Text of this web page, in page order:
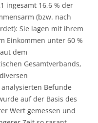
ingesamt 16,6 % der
(bzw. nach
Sie lagen mit ihrem
Einkommen unter 60 %
dem
Gesamtverbands,
Befunde
auf der Basis des
Wert gemessen und